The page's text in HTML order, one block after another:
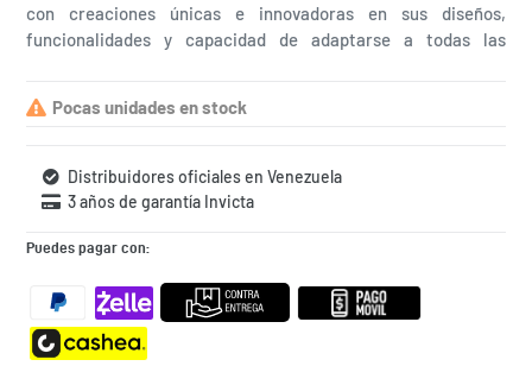
con creaciones únicas e innovadoras en sus diseños,
funcionalidades y capacidad de adaptarse a todas las
Pocas unidades en stock
Distribuidores oficiales en Venezuela
3 años de garantía Invicta
Puedes pagar con: